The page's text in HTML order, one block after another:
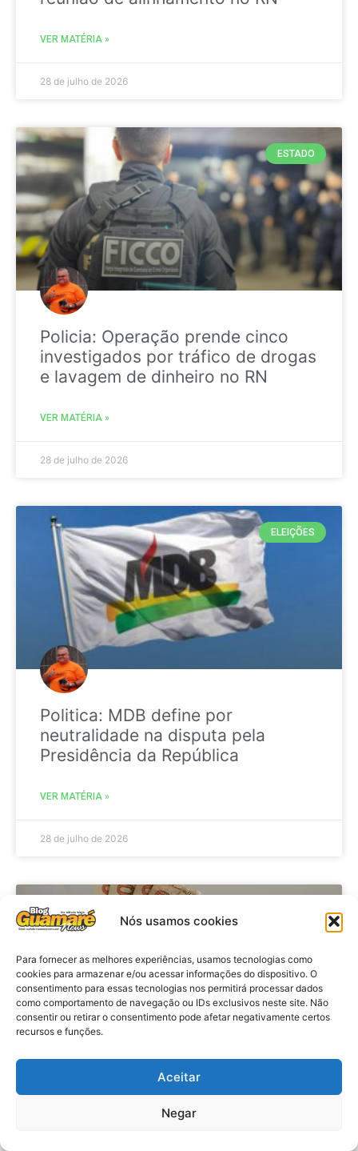
Nós usamos cookies
Para fornecer as melhores experiências, usamos tecnologias como
cookies para armazenar e/ou acessar informações do dispositivo. O
consentimento para essas tecnologias nos permitirá processar dados
como comportamento de navegação ou IDs exclusivos neste site. Não
consentir ou retirar o consentimento pode afetar negativamente certos
recursos e funções.
Aceitar
Negar
VER MATÉRIA »
28 de julho de 2026
ESTADO
Policia: Operação prende cinco
investigados por tráfico de drogas
e lavagem de dinheiro no RN
VER MATÉRIA »
28 de julho de 2026
ELEIÇÕES
Politica: MDB define por
neutralidade na disputa pela
Presidência da República
VER MATÉRIA »
28 de julho de 2026
Economia: Beneficiários com NIS
de final 7 recebem Bolsa Família